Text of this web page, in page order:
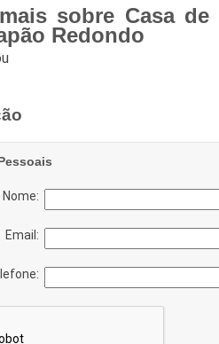
sobre Casa
Redondo
Nome:
Email: